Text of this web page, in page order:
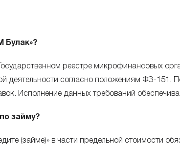
Булак»?
реестре микрофинансовых
деятельности согласно положениям ФЗ-151.
Исполнение данных требований
займу?
(займе)» в части предельной стоимости